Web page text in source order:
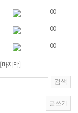
00
00
00
[마지막]